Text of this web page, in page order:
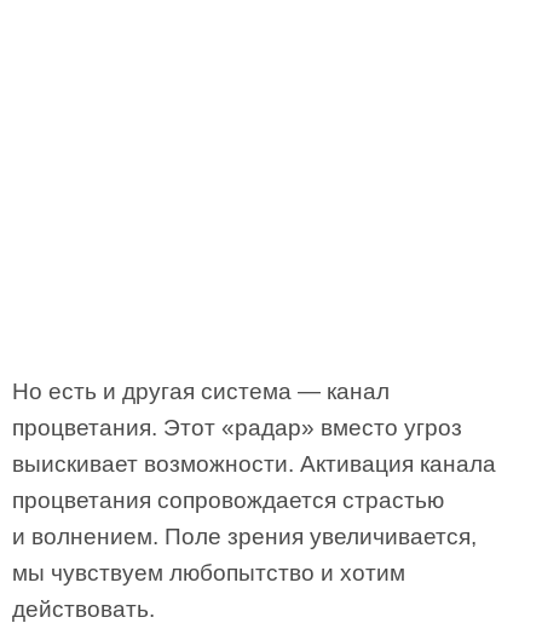
Но есть и другая система — канал
процветания. Этот «радар» вместо угроз
выискивает возможности. Активация канала
процветания сопровождается страстью
и волнением. Поле зрения увеличивается,
мы чувствуем любопытство и хотим
действовать.